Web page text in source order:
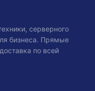
серверного
бизнеса. Прямые
по всей